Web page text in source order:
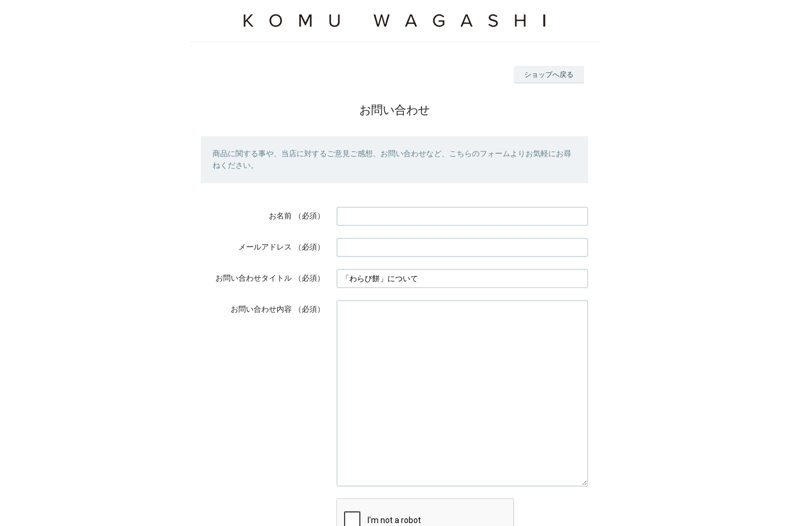
ショップへ戻る
お問い合わせ
商品に関する事や、当店に対するご意見ご感想、お問い合わせなど、こちらのフォームよりお気軽にお尋
ねください。
お名前 （必須）
メールアドレス （必須）
お問い合わせタイトル （必須）
お問い合わせ内容 （必須）